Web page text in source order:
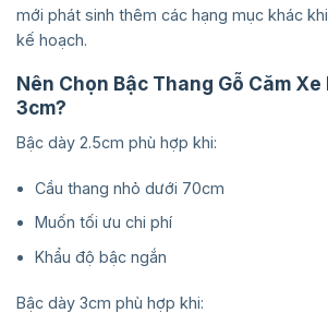
mới phát sinh thêm các hạng mục khác
kế hoạch.
Nên Chọn Bậc Thang Gỗ Căm Xe
3cm?
Bậc dày 2.5cm phù hợp khi:
Cầu thang nhỏ dưới 70cm
Muốn tối ưu chi phí
Khẩu độ bậc ngắn
Bậc dày 3cm phù hợp khi: